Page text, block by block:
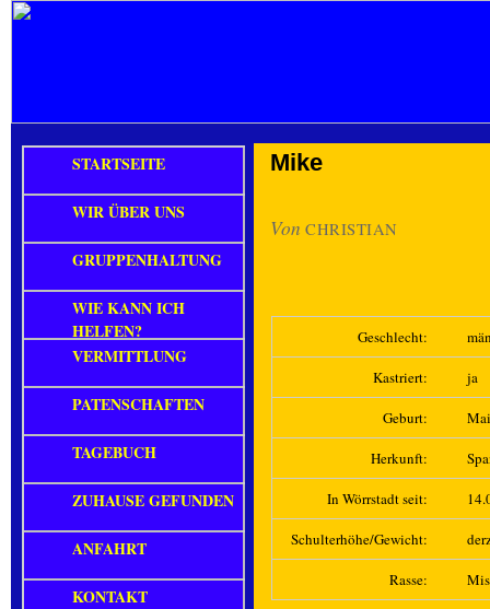
Mike
Von CHRISTIAN
Geschlecht:
Kastriert: ja
Geburt:
Herkunft:
In Wörrstadt seit:
Schulterhöhe/Gewicht:
Rasse:
STARTSEITE
WIR ÜBER UNS
GRUPPENHALTUNG
WIE KANN ICH
HELFEN?
VERMITTLUNG
PATENSCHAFTEN
TAGEBUCH
ZUHAUSE GEFUNDEN
ANFAHRT
KONTAKT